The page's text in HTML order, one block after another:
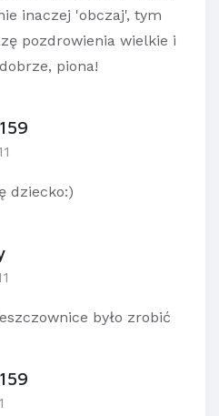
inaczej 'obczaj', tym
pozdrowienia wielkie i
piona!
dziecko:)
było zrobić